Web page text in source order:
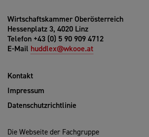
Wirtschaftskammer Oberösterreich
Hessenplatz 3, 4020 Linz
Telefon +43 (0) 5 90 909 4712
E-Mail huddlex@wkooe.at
Kontakt
Impressum
Datenschutzrichtlinie
Die Webseite der Fachgruppe